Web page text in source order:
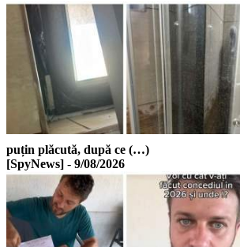
puțin plăcută, după ce (…)
[SpyNews] - 9/08/2026